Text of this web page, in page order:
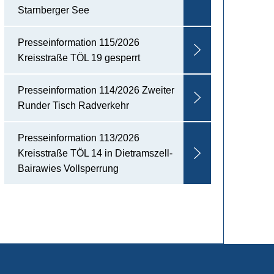
Starnberger See
Presseinformation 115/2026
Kreisstraße TÖL 19 gesperrt
Presseinformation 114/2026 Zweiter
Runder Tisch Radverkehr
Presseinformation 113/2026
Kreisstraße TÖL 14 in Dietramszell-
Bairawies Vollsperrung